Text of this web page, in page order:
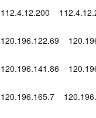
112.4.12.200
120.196.122.69
120.196.141.86
120.196.165.7